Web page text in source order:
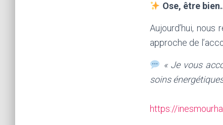
Ose, être
Aujourd’hui, nous
approche de
« Je vous
soins
https://